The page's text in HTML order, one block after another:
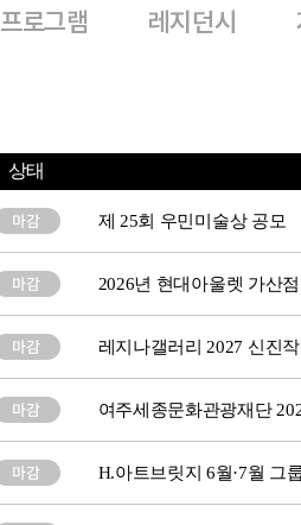
프로그램 레지던시
상태
제 25회 우민미술상 공모
2026년 현대아울렛 가산
레지나갤러리 2027 신진
여주세종문화관광재단
H.아트브릿지 6월·7월 그